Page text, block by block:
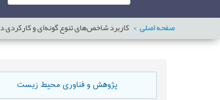
صفحه اصلی کاربرد شاخص‌های تنوع گونه‌ای و کارکردی
پژوهش و فناوری محیط زیست